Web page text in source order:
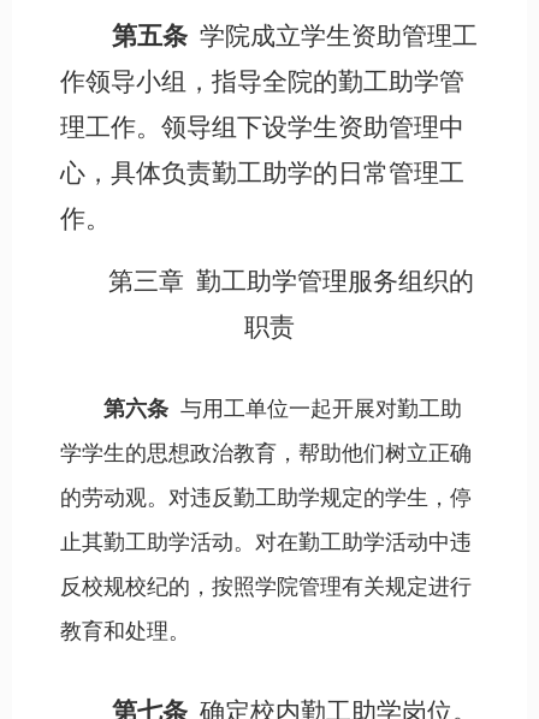
第五条 学院成立学生资助管理工
作领导小组，指导全院的勤工助学管
理工作。领导组下设学生资助管理中
心，具体负责勤工助学的日常管理工
作。
第三章 勤工助学管理服务组织的
职责
第六条 与用工单位一起开展对勤工助
学学生的思想政治教育，帮助他们树立正确
的劳动观。对违反勤工助学规定的学生，停
止其勤工助学活动。对在勤工助学活动中违
反校规校纪的，按照学院管理有关规定进行
教育和处理。
第七条 确定校内勤工助学岗位。